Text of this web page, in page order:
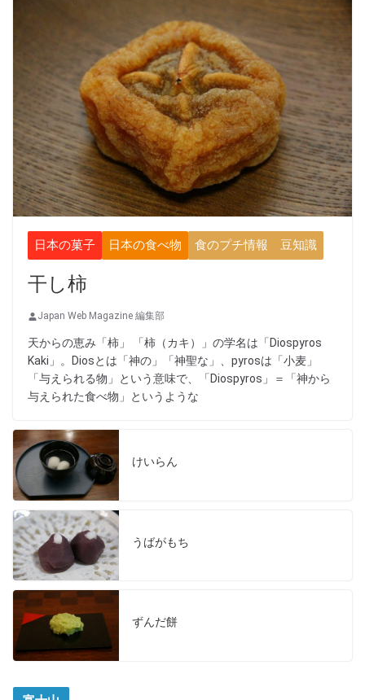
日本の菓子 日本の食べ物 食のプチ情報 豆知識
干し柿
Japan Web Magazine 編集部
天からの恵み「柿」 「柿（カキ）」の学名は「Diospyros
Kaki」。Diosとは「神の」「神聖な」、pyrosは「小麦」
「与えられる物」という意味で、「Diospyros」＝「神から
与えられた食べ物」というような
けいらん
うばがもち
ずんだ餅